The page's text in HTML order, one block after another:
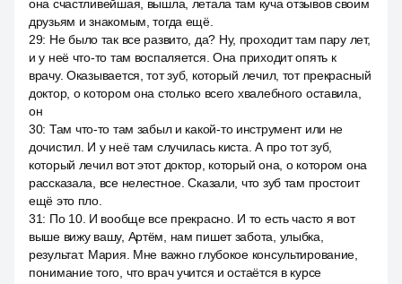
она счастливейшая, вышла, летала там куча отзывов своим
друзьям и знакомым, тогда ещё.
29: Не было так все развито, да? Ну, проходит там пару лет,
и у неё что-то там воспаляется. Она приходит опять к
врачу. Оказывается, тот зуб, который лечил, тот прекрасный
доктор, о котором она столько всего хвалебного оставила,
он
30: Там что-то там забыл и какой-то инструмент или не
дочистил. И у неё там случилась киста. А про тот зуб,
который лечил вот этот доктор, который она, о котором она
рассказала, все нелестное. Сказали, что зуб там простоит
ещё это пло.
31: По 10. И вообще все прекрасно. И то есть часто я вот
выше вижу вашу, Артём, нам пишет забота, улыбка,
результат. Мария. Мне важно глубокое консультирование,
понимание того, что врач учится и остаётся в курсе